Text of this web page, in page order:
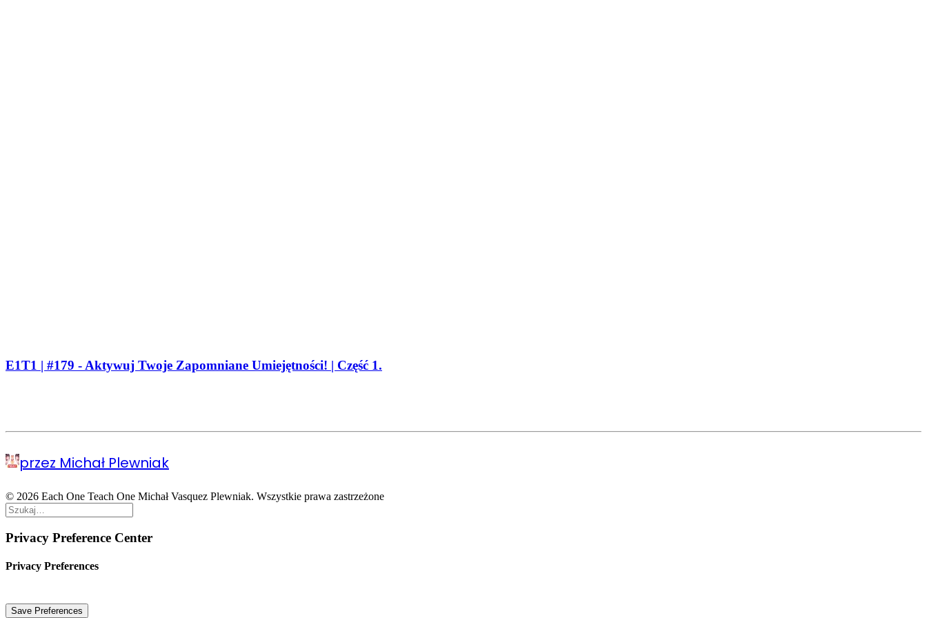
E1T1 | #179 - Aktywuj Twoje Zapomniane Umiejętności! | Część 1.
przez Michał Plewniak
© 2026 Each One Teach One Michał Vasquez Plewniak. Wszystkie prawa zastrzeżone
Privacy Preference Center
Privacy Preferences